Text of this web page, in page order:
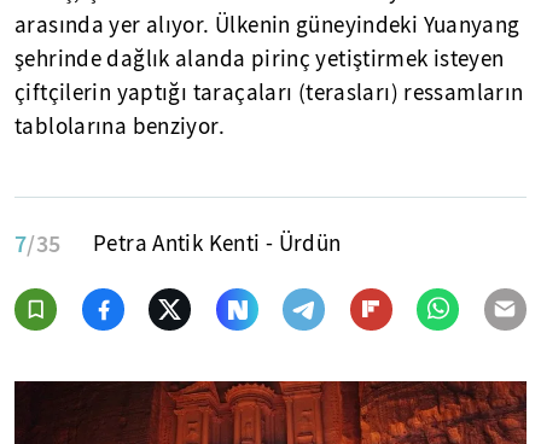
arasında yer alıyor. Ülkenin güneyindeki Yuanyang
şehrinde dağlık alanda pirinç yetiştirmek isteyen
çiftçilerin yaptığı taraçaları (terasları) ressamların
tablolarına benziyor.
7/35 Petra Antik Kenti - Ürdün